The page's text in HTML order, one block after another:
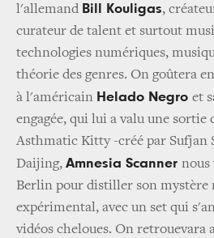
l'allemand Bill Kouligas,
curateur de talent et surtout
technologies numériques,
théorie des genres. On goûtera
à l'américain Helado Negro et
engagée, qui lui a valu une sortie
Asthmatic Kitty -créé par Sufjan
Daijing, Amnesia Scanner nous
Berlin pour distiller son mystère
expérimental, avec un set qui
vidéos cheloues. On retrouevara